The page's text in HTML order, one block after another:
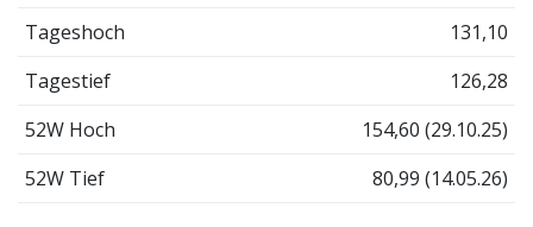
Tageshoch
131,10
Tagestief
126,28
52W Hoch
154,60 (29.10.25)
52W Tief
80,99 (14.05.26)